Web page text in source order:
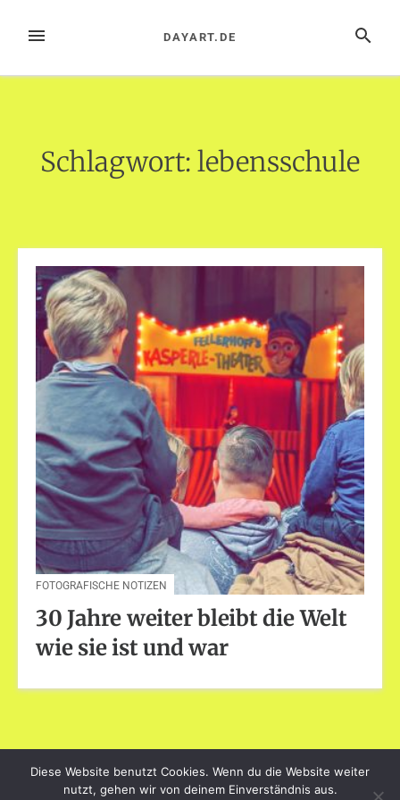
InhaltMENÜ SUCHE
DAYART.DE
Schlagwort: lebensschule
FOTOGRAFISCHE NOTIZEN
30 Jahre weiter bleibt die Welt
wie sie ist und war
dayart.de
Diese Website benutzt Cookies. Wenn du die Website weiter
nutzt, gehen wir von deinem Einverständnis aus.